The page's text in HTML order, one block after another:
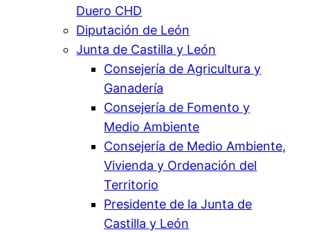
Duero CHD
Diputación de León
Junta de Castilla y León
Consejería de Agricultura y
Ganadería
Consejería de Fomento y
Medio Ambiente
Consejería de Medio Ambiente,
Vivienda y Ordenación del
Territorio
Presidente de la Junta de
Castilla y León